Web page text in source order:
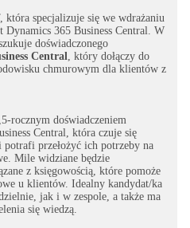
specjalizuje się we wdrażaniu
365 Business Central. W
doświadczonego
Central, który dołączy do
chmurowym dla klientów z
rocznym doświadczeniem
Central, która czuje się
przełożyć ich potrzeby na
Mile widziane będzie
z księgowością, które pomoże
u klientów. Idealny kandydat/ka
jak i w zespole, a także ma
się wiedzą.